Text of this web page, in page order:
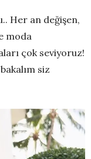
Her an değişen,
moda
çok seviyoruz!
siz